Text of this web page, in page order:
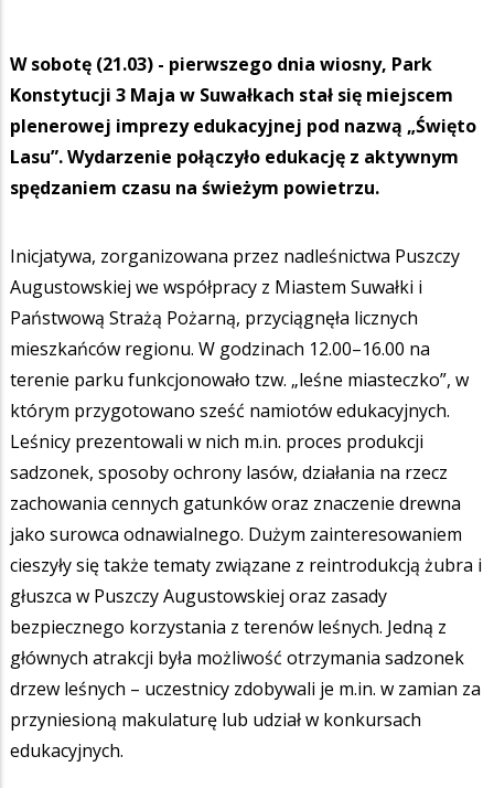
W sobotę (21.03) - pierwszego dnia wiosny, Park
Konstytucji 3 Maja w Suwałkach stał się miejscem
plenerowej imprezy edukacyjnej pod nazwą „Święto
Lasu”. Wydarzenie połączyło edukację z aktywnym
spędzaniem czasu na świeżym powietrzu.
Inicjatywa, zorganizowana przez nadleśnictwa Puszczy
Augustowskiej we współpracy z Miastem Suwałki i
Państwową Strażą Pożarną, przyciągnęła licznych
mieszkańców regionu. W godzinach 12.00–16.00 na
terenie parku funkcjonowało tzw. „leśne miasteczko”, w
którym przygotowano sześć namiotów edukacyjnych.
Leśnicy prezentowali w nich m.in. proces produkcji
sadzonek, sposoby ochrony lasów, działania na rzecz
zachowania cennych gatunków oraz znaczenie drewna
jako surowca odnawialnego. Dużym zainteresowaniem
cieszyły się także tematy związane z reintrodukcją żubra i
głuszca w Puszczy Augustowskiej oraz zasady
bezpiecznego korzystania z terenów leśnych. Jedną z
głównych atrakcji była możliwość otrzymania sadzonek
drzew leśnych – uczestnicy zdobywali je m.in. w zamian za
przyniesioną makulaturę lub udział w konkursach
edukacyjnych.